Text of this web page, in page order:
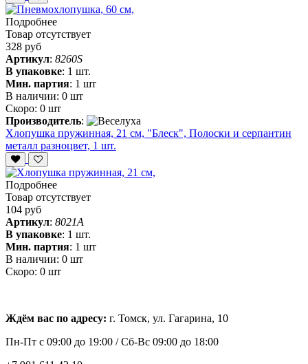
Подробнее
Товар отсутствует
328 руб
Артикул: 8260S
В упаковке: 1 шт.
Мин. партия: 1 шт
В наличии: 0 шт
Скоро: 0 шт
Производитель:
Хлопушка пружинная, 21 см, "Блеск", Полоски и серпантин
металл разноцвет, 1 шт.
Подробнее
Товар отсутствует
104 руб
Артикул: 8021A
В упаковке: 1 шт.
Мин. партия: 1 шт
В наличии: 0 шт
Скоро: 0 шт
Ждём вас по адресу: г. Томск, ул. Гагарина, 10
Пн-Пт с 09:00 до 19:00 /Сб-Вс 09:00 до 18:00